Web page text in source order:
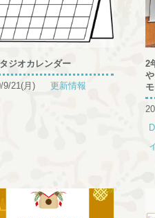
ジオカレンダー
9/21(月) 更新情報
2